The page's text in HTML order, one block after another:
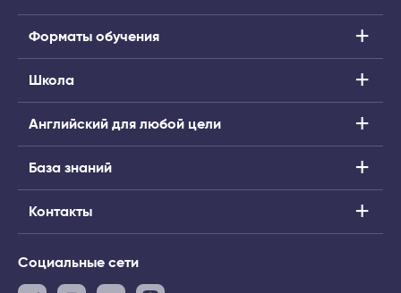
Форматы обучения
Школа
Английский для любой цели
База знаний
Контакты
Социальные сети